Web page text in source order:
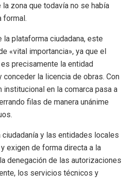
zona que todavía no se había
formal.
plataforma ciudadana, este
«vital importancia», ya que el
precisamente la entidad
conceder la licencia de obras. Con
en la comarca pasa a
filas de manera unánime
y las entidades locales
exigen de forma directa a la
denegación de las autorizaciones
los servicios técnicos y